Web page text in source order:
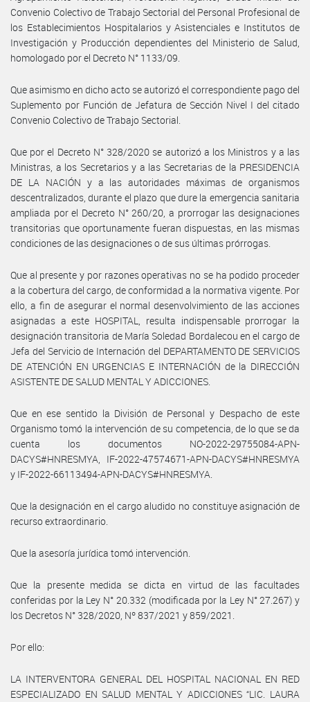
Convenio Colectivo de Trabajo Sectorial del Personal Profesional de
los Establecimientos Hospitalarios y Asistenciales e Institutos de
Investigación y Producción dependientes del Ministerio de Salud,
homologado por el Decreto N° 1133/09.
Que asimismo en dicho acto se autorizó el correspondiente pago del
Suplemento por Función de Jefatura de Sección Nivel I del citado
Convenio Colectivo de Trabajo Sectorial.
Que por el Decreto N° 328/2020 se autorizó a los Ministros y a las
Ministras, a los Secretarios y a las Secretarias de la PRESIDENCIA
DE LA NACIÓN y a las autoridades máximas de organismos
descentralizados, durante el plazo que dure la emergencia sanitaria
ampliada por el Decreto N° 260/20, a prorrogar las designaciones
transitorias que oportunamente fueran dispuestas, en las mismas
condiciones de las designaciones o de sus últimas prórrogas.
Que al presente y por razones operativas no se ha podido proceder
a la cobertura del cargo, de conformidad a la normativa vigente. Por
ello, a fin de asegurar el normal desenvolvimiento de las acciones
asignadas a este HOSPITAL, resulta indispensable prorrogar la
designación transitoria de María Soledad Bordalecou en el cargo de
Jefa del Servicio de Internación del DEPARTAMENTO DE SERVICIOS
DE ATENCIÓN EN URGENCIAS E INTERNACIÓN de la DIRECCIÓN
ASISTENTE DE SALUD MENTAL Y ADICCIONES.
Que en ese sentido la División de Personal y Despacho de este
Organismo tomó la intervención de su competencia, de lo que se da
cuenta los documentos NO-2022-29755084-APN-
DACYS#HNRESMYA, IF-2022-47574671-APN-DACYS#HNRESMYA
y IF-2022-66113494-APN-DACYS#HNRESMYA.
Que la designación en el cargo aludido no constituye asignación de
recurso extraordinario.
Que la asesoría jurídica tomó intervención.
Que la presente medida se dicta en virtud de las facultades
conferidas por la Ley N° 20.332 (modificada por la Ley N° 27.267) y
los Decretos N° 328/2020, Nº 837/2021 y 859/2021.
Por ello:
LA INTERVENTORA GENERAL DEL HOSPITAL NACIONAL EN RED
ESPECIALIZADO EN SALUD MENTAL Y ADICCIONES “LIC. LAURA